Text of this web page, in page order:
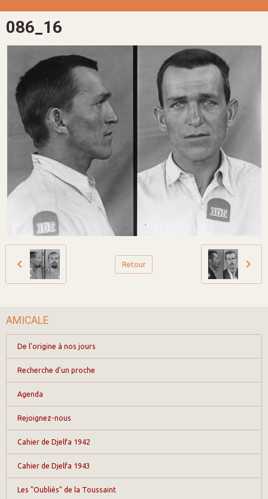
086_16
Retour
AMICALE
De l'origine à nos jours
Recherche d'un proche
Agenda
Rejoignez-nous
Cahier de Djelfa 1942
Cahier de Djelfa 1943
Les "Oubliés" de la Toussaint